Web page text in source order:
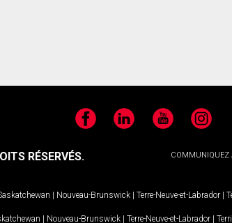
FacebookLinkedIn YouTubeInstagram
COMMUNIQUEZ
RÉSERVÉS.
| Nouveau-Brunswick | Terre-Neuve-et-Labrador |
| Nouveau-Brunswick | Terre-Neuve-et-Labrador |